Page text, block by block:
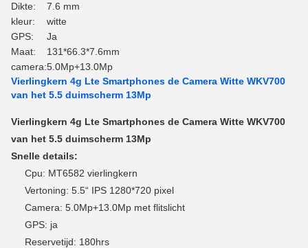
Dikte:
7.6 mm
kleur:
witte
GPS:
Ja
Maat:
131*66.3*7.6mm
camera:5.0Mp+13.0Mp
Vierlingkern 4g Lte Smartphones de Camera Witte WKV700
van het 5.5 duimscherm 13Mp
Vierlingkern 4g Lte Smartphones de Camera Witte WKV700
van het 5.5 duimscherm 13Mp
Snelle details:
Cpu: MT6582 vierlingkern
Vertoning: 5.5“ IPS 1280*720 pixel
Camera: 5.0Mp+13.0Mp met flitslicht
GPS: ja
Reservetijd: 180hrs